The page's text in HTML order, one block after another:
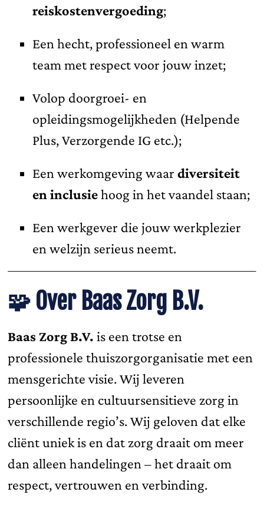
reiskostenvergoeding;
Een hecht, professioneel en warm
team met respect voor jouw inzet;
Volop doorgroei- en
opleidingsmogelijkheden (Helpende
Plus, Verzorgende IG etc.);
Een werkomgeving waardiversiteit
en inclusiehoog in het vaandel staan;
Een werkgever die jouw werkplezier
en welzijn serieus neemt.
🧩 Over Baas Zorg B.V.
Baas Zorg B.V. is een trotse en
professionele thuiszorgorganisatie met een
mensgerichte visie. Wij leveren
persoonlijke en cultuursensitieve zorg in
verschillende regio’s. Wij geloven dat elke
cliënt uniek is en dat zorg draait om meer
dan alleen handelingen – het draait om
respect, vertrouwen en verbinding.